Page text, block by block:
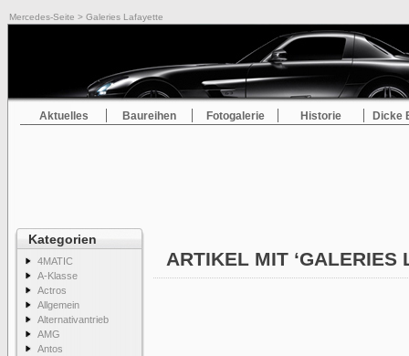
Mercedes-Seite > Galeries Lafayette
Aktuelles Baureihen Fotogalerie Historie Dicke
Kategorien
4MATIC
A-Klasse
Actros
Allgemein
Alternativantrieb
AMG
Antos
ARTIKEL MIT ‘GALERIES